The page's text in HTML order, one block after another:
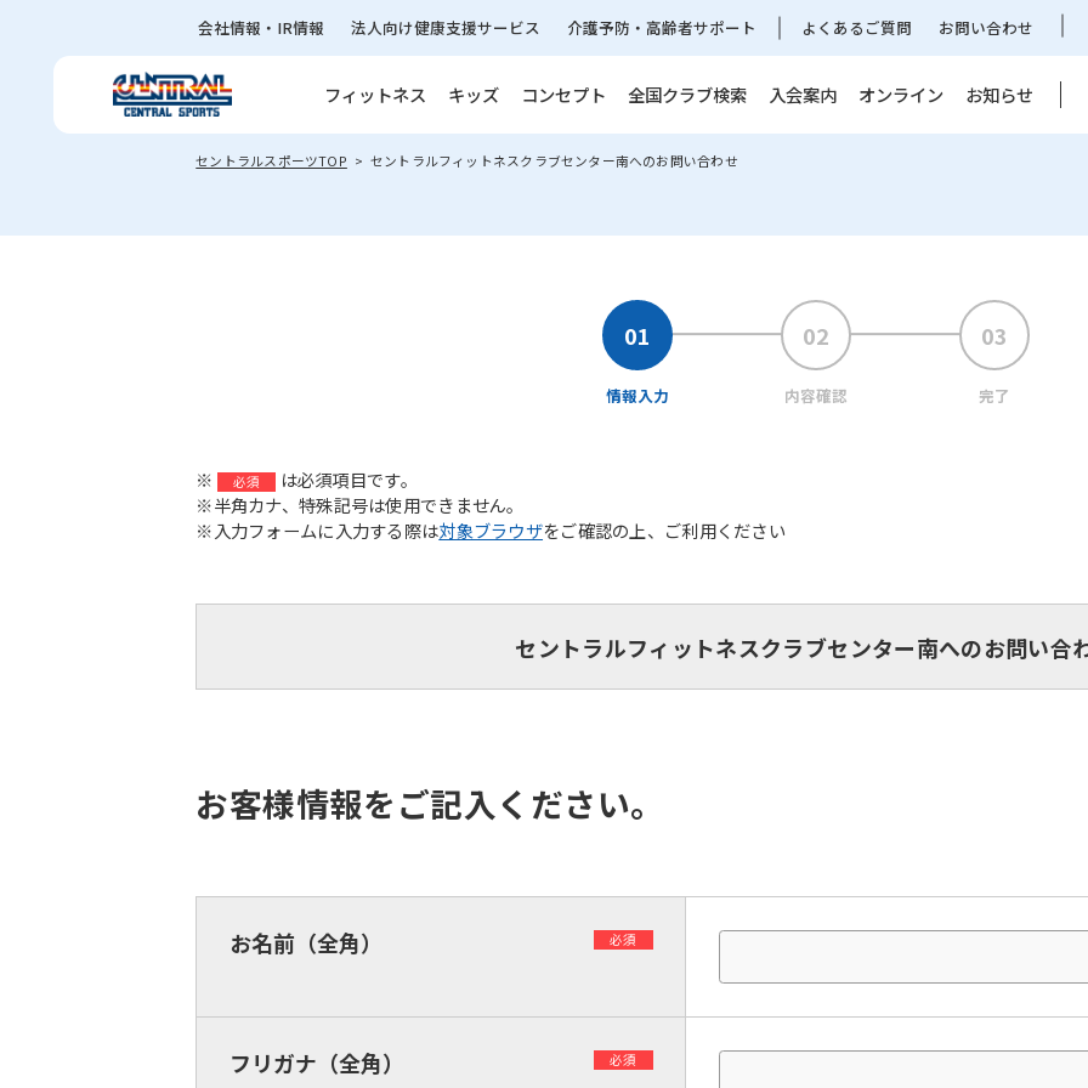
会社情報・IR情報 法人向け健康支援サービス 介護予防・高齢者サポート よくあるご質問 お問い合わせ
フィットネス キッズ コンセプト 全国クラブ検索 入会案内 オンライン お知らせ
セントラルスポーツTOP セントラルフィットネスクラブセンター南へのお問い合わせ
情報入力 内容確認 完了
※ 必須
は必須項目です。
※半角カナ、特殊記号は使用できません。
※入力フォームに入力する際は対象ブラウザをご確認の上、ご利用ください
セントラルフィットネスクラブセンター南へのお問い合
お客様情報をご記入ください。
お名前（全角） 必須
フリガナ（全角） 必須